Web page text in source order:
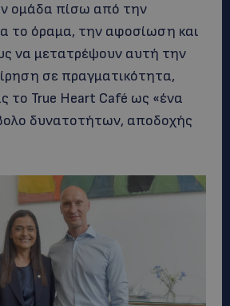
ομάδα πίσω από την
το όραμα, την αφοσίωση και
να μετατρέψουν αυτή την
σε πραγματικότητα,
το True Heart Café ως «ένα
δυνατοτήτων, αποδοχής